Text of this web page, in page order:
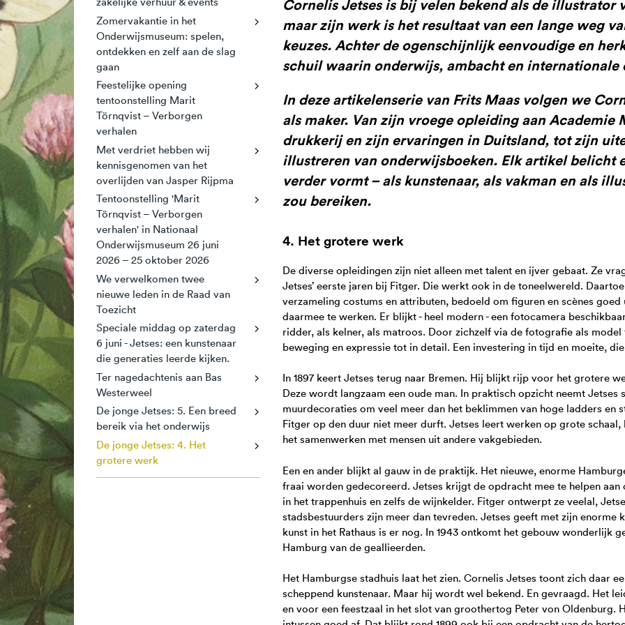
Zomervakantie in het
Onderwijsmuseum: spelen,
ontdekken en zelf aan de slag
gaan
Feestelijke opening
tentoonstelling Marit
Törnqvist – Verborgen
verhalen
Met verdriet hebben wij
kennisgenomen van het
overlijden van Jasper Rijpma
Tentoonstelling 'Marit
Törnqvist – Verborgen
verhalen' in Nationaal
Onderwijsmuseum 26 juni
2026 – 25 oktober 2026
We verwelkomen twee
nieuwe leden in de Raad van
Toezicht
Speciale middag op zaterdag
6 juni - Jetses: een kunstenaar
die generaties leerde kijken.
Ter nagedachtenis aan Bas
Westerweel
De jonge Jetses: 5. Een breed
bereik via het onderwijs
De jonge Jetses: 4. Het
grotere werk
Cornelis Jetses is bij velen bekend als de illustrator
maar zijn werk is het resultaat van een lange weg
keuzes. Achter de ogenschijnlijk eenvoudige en
schuil waarin onderwijs, ambacht en internationale
In deze artikelenserie van Frits Maas volgen we
als maker. Van zijn vroege opleiding aan
drukkerij en zijn ervaringen in Duitsland, tot zijn
illustreren van onderwijsboeken. Elk artikel belicht
verder vormt – als kunstenaar, als vakman en als
zou bereiken.
4. Het grotere werk
De diverse opleidingen zijn niet alleen met talent en ijver gebaat. Ze
Jetses’ eerste jaren bij Fitger. Die werkt ook in de toneelwereld.
verzameling costums en attributen, bedoeld om figuren en scènes
daarmee te werken. Er blijkt - heel modern - een fotocamera
ridder, als kelner, als matroos. Door zichzelf via de fotografie als
beweging en expressie tot in detail. Een investering in tijd en moeite,
In 1897 keert Jetses terug naar Bremen. Hij blijkt rijp voor het grotere
Deze wordt langzaam een oude man. In praktisch opzicht neemt Jetses
muurdecoraties om veel meer dan het beklimmen van hoge ladders en
Fitger op den duur niet meer durft. Jetses leert werken op grote
het samenwerken met mensen uit andere vakgebieden.
Een en ander blijkt al gauw in de praktijk. Het nieuwe, enorme
fraai worden gedecoreerd. Jetses krijgt de opdracht mee te helpen
in het trappenhuis en zelfs de wijnkelder. Fitger ontwerpt ze veelal,
stadsbestuurders zijn meer dan tevreden. Jetses geeft met zijn enorme
kunst in het Rathaus is er nog. In 1943 ontkomt het gebouw wonderlijk
Hamburg van de geallieerden.
Het Hamburgse stadhuis laat het zien. Cornelis Jetses toont zich daar
scheppend kunstenaar. Maar hij wordt wel bekend. En gevraagd. Het
en voor een feestzaal in het slot van groothertog Peter von Oldenburg.